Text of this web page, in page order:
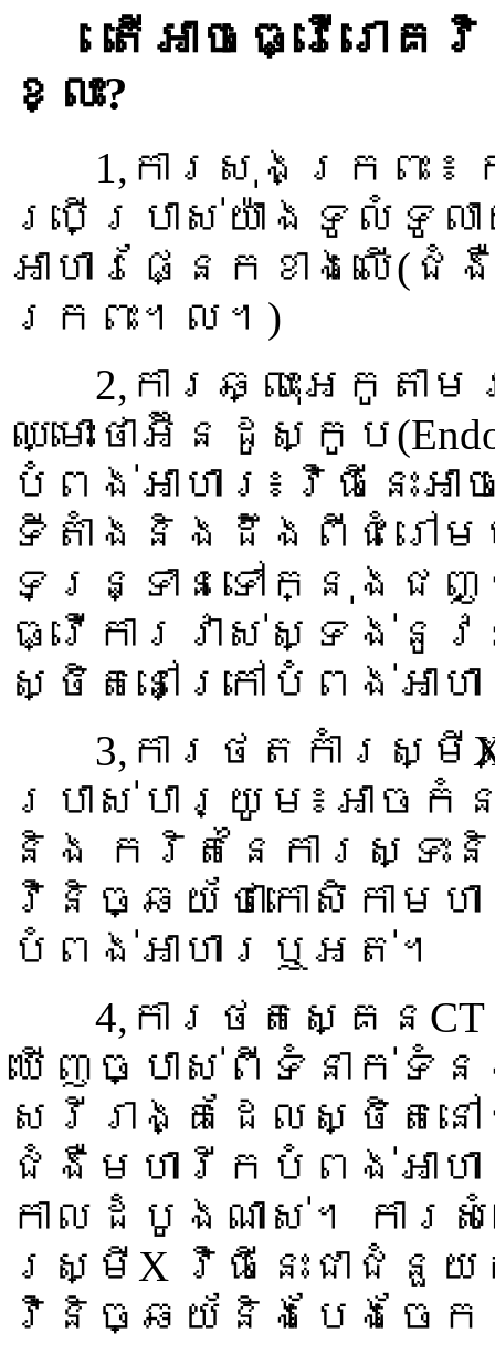
តើអាចធ្វើរោគ
ខ្លះ?
1,ការសុងក្រពះ ៖
ប្រើប្រាស់យ៉ាងទូលំ
អាហារផ្នែកខាងលើ(
ក្រពះ។ល។)
2,ការឆ្លុះអេកូតា
ឈ្មោះថាអ៊ីនដូស្កូប
បំពង់អាហារ៖វិធីនេះអ
ទីតាំងនិងដឹងពីជំរៅម
ទន្រ្ទានទៅក្នុងជញ្
ធ្វើការវាស់ស្ទង់
ស្ថិតនៅក្រៅបំពង់អាហ
3,ការថតកាំរស្មី
ប្រាស់បារ្យូម៖អាច
និង ករិតនៃការស្ទះ
វិនិច្ឆយ័ថាកោសិកាមហ
បំពង់អាហារឬអត់។
4,ការថតស្គេនCT
ឃើញច្បាស់ពីទំនាក់ទំ
សរីរាង្គដែលស្ថិតន
ជំងឺមហារីកបំពង់អាហ
កាលដំបូងណាស់។ ការ
រស្មីX វិធីនេះជាជំនួ
វិនិច្ឆយ័និងបែងចែក